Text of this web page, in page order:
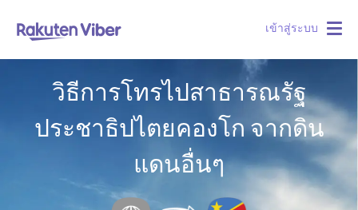
เข้าสู่ระบบ
วิธีการโทรไปสาธารณรัฐ
ประชาธิปไตยคองโก จากดิน
แดนอื่นๆ